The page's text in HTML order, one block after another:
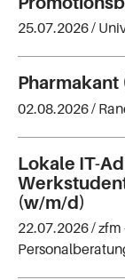
25.07.2026 /
02.08.2026 /
Lokale IT-
(w/m/d)
22.07.2026 /zfm